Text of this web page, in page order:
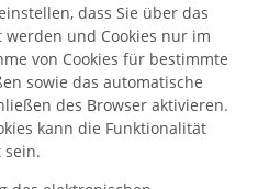
dass Sie über das
werden und Cookies nur im
von Cookies für bestimmte
sowie das automatische
des Browser aktivieren.
kann die Funktionalität
sein.